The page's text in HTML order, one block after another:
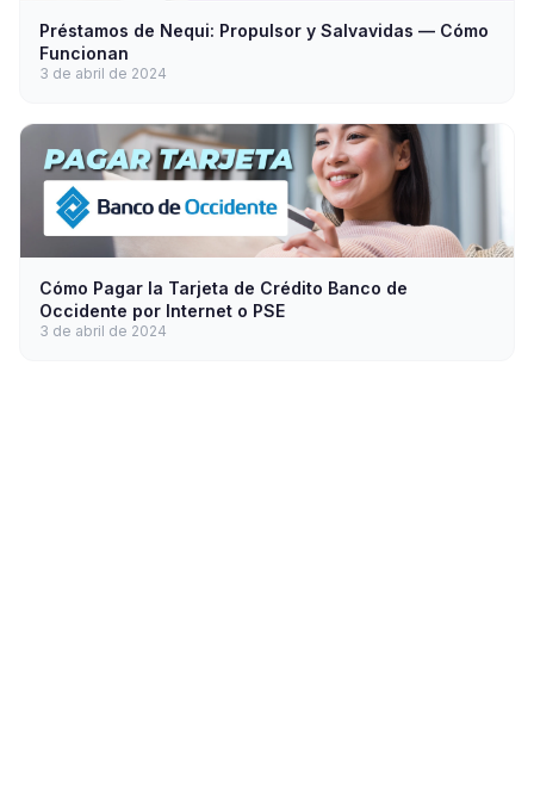
Préstamos de Nequi: Propulsor y Salvavidas — Cómo
Funcionan
3 de abril de 2024
Cómo Pagar la Tarjeta de Crédito Banco de
Occidente por Internet o PSE
3 de abril de 2024